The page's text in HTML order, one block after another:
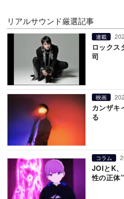
リアルサウンド厳選記事
連載
ロックス
司
映画
カンザキ
る
コラム
JOIとK
性の正体”